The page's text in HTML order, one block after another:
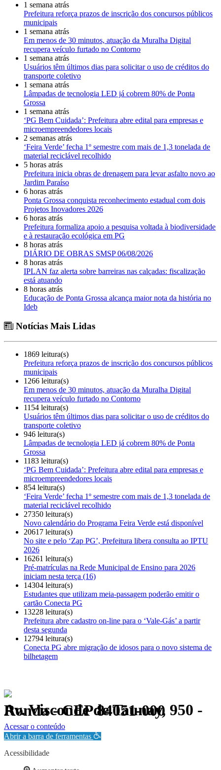
1 semana atrás
Prefeitura reforça prazos de inscrição dos concursos públicos
municipais
1 semana atrás
Em menos de 30 minutos, atuação da Muralha Digital
recupera veículo furtado no Contorno
1 semana atrás
Usuários têm últimos dias para solicitar o uso de créditos do
transporte coletivo
1 semana atrás
Lâmpadas de tecnologia LED já cobrem 80% de Ponta
Grossa
1 semana atrás
‘PG Bem Cuidada’: Prefeitura abre edital para empresas e
microempreendedores locais
2 semanas atrás
‘Feira Verde’ fecha 1º semestre com mais de 1,3 tonelada de
material reciclável recolhido
5 horas atrás
Prefeitura inicia obras de drenagem para levar asfalto novo ao
Jardim Paraíso
6 horas atrás
Ponta Grossa conquista reconhecimento estadual com dois
Projetos Inovadores 2026
6 horas atrás
Prefeitura formaliza apoio a pesquisa voltada à biodiversidade
e à restauração ecológica em PG
8 horas atrás
DIÁRIO DE OBRAS SMSP 06/08/2026
8 horas atrás
IPLAN faz alerta sobre barreiras nas calçadas: fiscalização
está atuando
8 horas atrás
Educação de Ponta Grossa alcança maior nota da história no
Ideb
Notícias Mais Lidas
1869 leitura(s)
Prefeitura reforça prazos de inscrição dos concursos públicos
municipais
1266 leitura(s)
Em menos de 30 minutos, atuação da Muralha Digital
recupera veículo furtado no Contorno
1154 leitura(s)
Usuários têm últimos dias para solicitar o uso de créditos do
transporte coletivo
946 leitura(s)
Lâmpadas de tecnologia LED já cobrem 80% de Ponta
Grossa
1183 leitura(s)
‘PG Bem Cuidada’: Prefeitura abre edital para empresas e
microempreendedores locais
854 leitura(s)
‘Feira Verde’ fecha 1º semestre com mais de 1,3 tonelada de
material reciclável recolhido
27350 leitura(s)
Novo calendário do Programa Feira Verde está disponível
20617 leitura(s)
No site e pelo ‘Zap PG’, Prefeitura libera consulta ao IPTU
2026
16261 leitura(s)
Pré-matrículas na Rede Municipal de Ensino para 2026
iniciam nesta terça (16)
14304 leitura(s)
Estudantes que utilizam meia-passagem poderão emitir o
cartão Conecta PG
13228 leitura(s)
Prefeitura abre cadastro on-line para o ‘Vale-Gás’ a partir
desta segunda
12794 leitura(s)
Conecta PG abre migração de idosos para o novo sistema de
bilhetagem
Av. Visconde de Taunay, 950 - Ronda - CEP 84051-000
Política de Privacidade.
Acessar o conteúdo
Abrir a barra de ferramentas
Acessibilidade